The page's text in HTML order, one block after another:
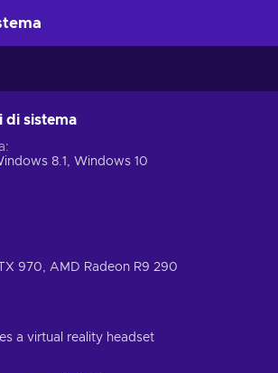
di sistema
8.1, Windows 10
970, AMD Radeon R9 290
a virtual reality headset